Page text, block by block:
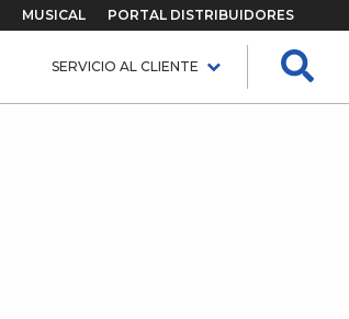
MUSICAL PORTAL DISTRIBUIDORES
SERVICIO AL CLIENTE